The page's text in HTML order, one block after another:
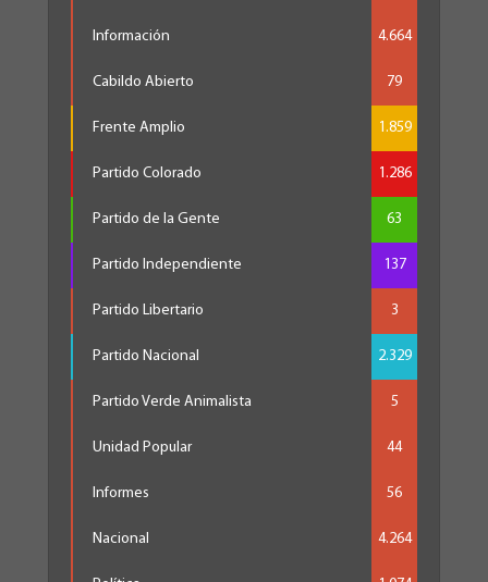
Información 4.664
Cabildo Abierto 79
Frente Amplio 1.859
Partido Colorado 1.286
Partido de la Gente 63
Partido Independiente 137
Partido Libertario 3
Partido Nacional 2.329
Partido Verde Animalista 5
Unidad Popular 44
Informes 56
Nacional 4.264